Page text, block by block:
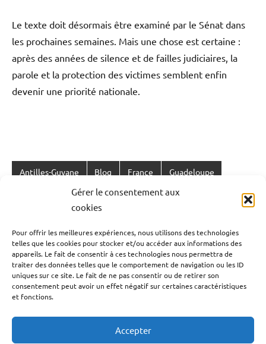
Gérer le consentement aux
cookies
Pour offrir les meilleures expériences, nous utilisons des technologies
telles que les cookies pour stocker et/ou accéder aux informations des
appareils. Le fait de consentir à ces technologies nous permettra de
traiter des données telles que le comportement de navigation ou les ID
uniques sur ce site. Le fait de ne pas consentir ou de retirer son
consentement peut avoir un effet négatif sur certaines caractéristiques
et fonctions.
Accepter
Le texte doit désormais être examiné par le Sénat dans
les prochaines semaines. Mais une chose est certaine :
après des années de silence et de failles judiciaires, la
parole et la protection des victimes semblent enfin
devenir une priorité nationale.
agression
sexuelle
France,
droits
des
France
Antilles-Guyane Blog France Guadeloupe
La Réunion Outremer Politique
Navigation
de
l’article
Publication précédente
Classement des pays qui ont le plus pratiqué
l’esclavage aux Amériques.
Avec le WAL FEST, le Raizet devient une galerie à